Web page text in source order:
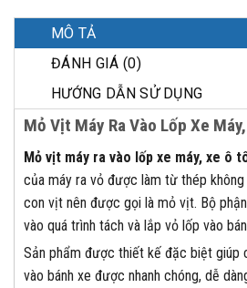
MÔ TẢ
ĐÁNH GIÁ (0)
HƯỚNG DẪN SỬ DỤNG
Mỏ Vịt Máy Ra Vào Lốp Xe
Mỏ vịt máy ra vào lốp xe máy, xe ô
của máy ra vỏ được làm từ thép
con vịt nên được gọi là mỏ vịt. Bộ
vào quá trình tách và lắp vỏ lốp vào
Sản phẩm được thiết kế đặc biệt giúp
vào bánh xe được nhanh chóng, dễ